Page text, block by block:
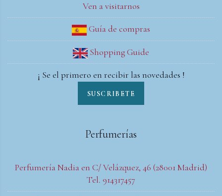
Ven a visitarnos
Guía de compras
Shopping Guide
¡ Se el primero en recibir las novedades !
SUSCRIBETE
Perfumerías
Perfumería Nadia en C/ Velázquez, 46 (28001 Madrid)
Tel. 914317457